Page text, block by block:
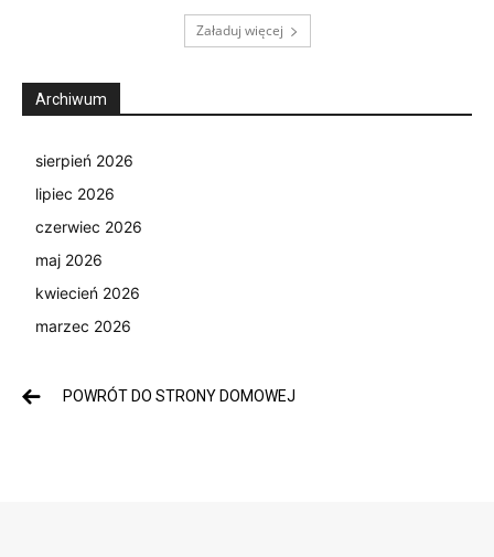
Załaduj więcej
Archiwum
sierpień 2026
lipiec 2026
czerwiec 2026
maj 2026
kwiecień 2026
marzec 2026
POWRÓT DO STRONY DOMOWEJ